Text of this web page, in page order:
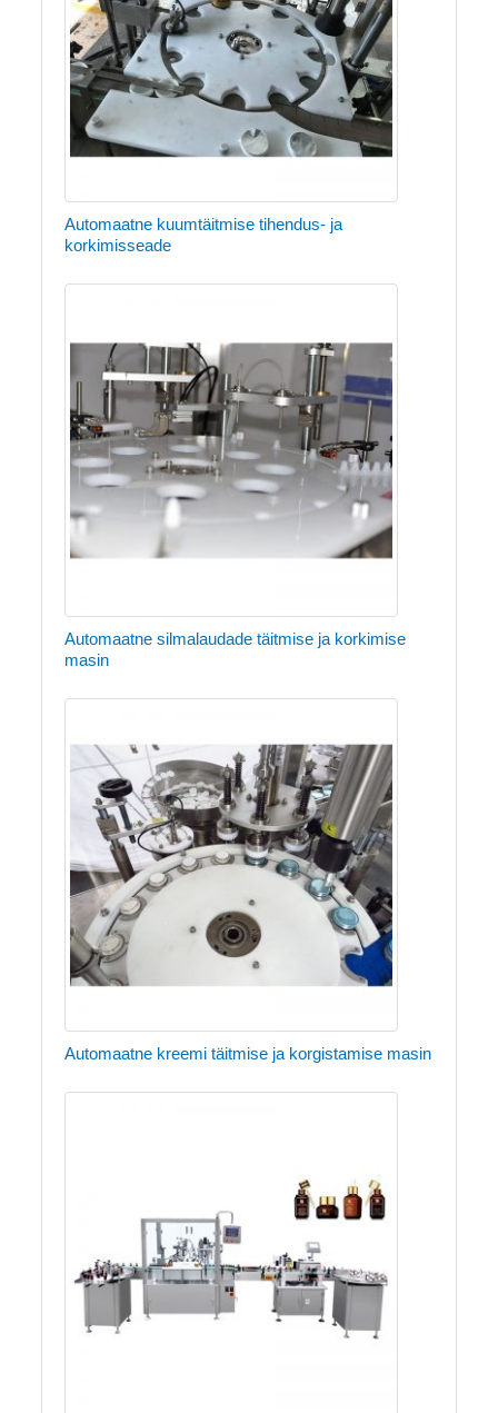
Automaatne kuumtäitmise tihendus- ja
korkimisseade
Automaatne silmalaudade täitmise ja korkimise
masin
Automaatne kreemi täitmise ja korgistamise masin